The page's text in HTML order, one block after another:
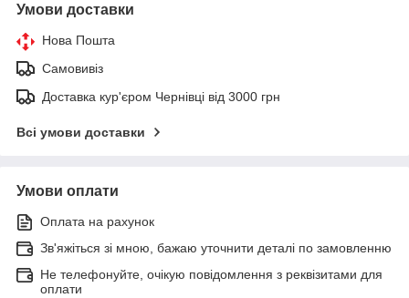
Умови доставки
Нова Пошта
Самовивіз
Доставка кур'єром Чернівці від 3000 грн
Всі умови доставки
Умови оплати
Оплата на рахунок
Зв'яжіться зі мною, бажаю уточнити деталі по замовленню
Не телефонуйте, очікую повідомлення з реквізитами для
оплати